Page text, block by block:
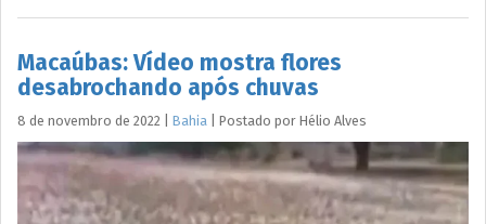
Macaúbas: Vídeo mostra flores
desabrochando após chuvas
8 de novembro de 2022 Bahia Postado por Hélio Alves